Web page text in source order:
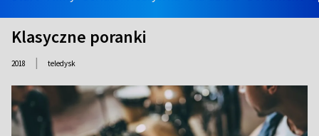
Klasyczne poranki
2018 | teledysk